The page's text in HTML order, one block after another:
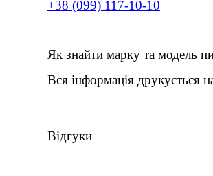
+38 (099) 117-10-10
Як знайти марку та модель
Вся інформація друкується
Відгуки